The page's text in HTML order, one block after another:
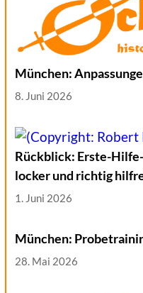
München:
8. Juni 2026
Rückblick: Erste-
locker und richtig
1. Juni 2026
München:
28. Mai 2026